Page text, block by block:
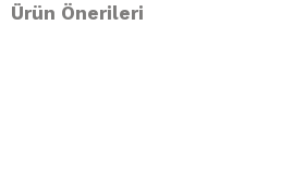
zahmetsizce kombinlenebilir. Bununla
Ürün Önerileri